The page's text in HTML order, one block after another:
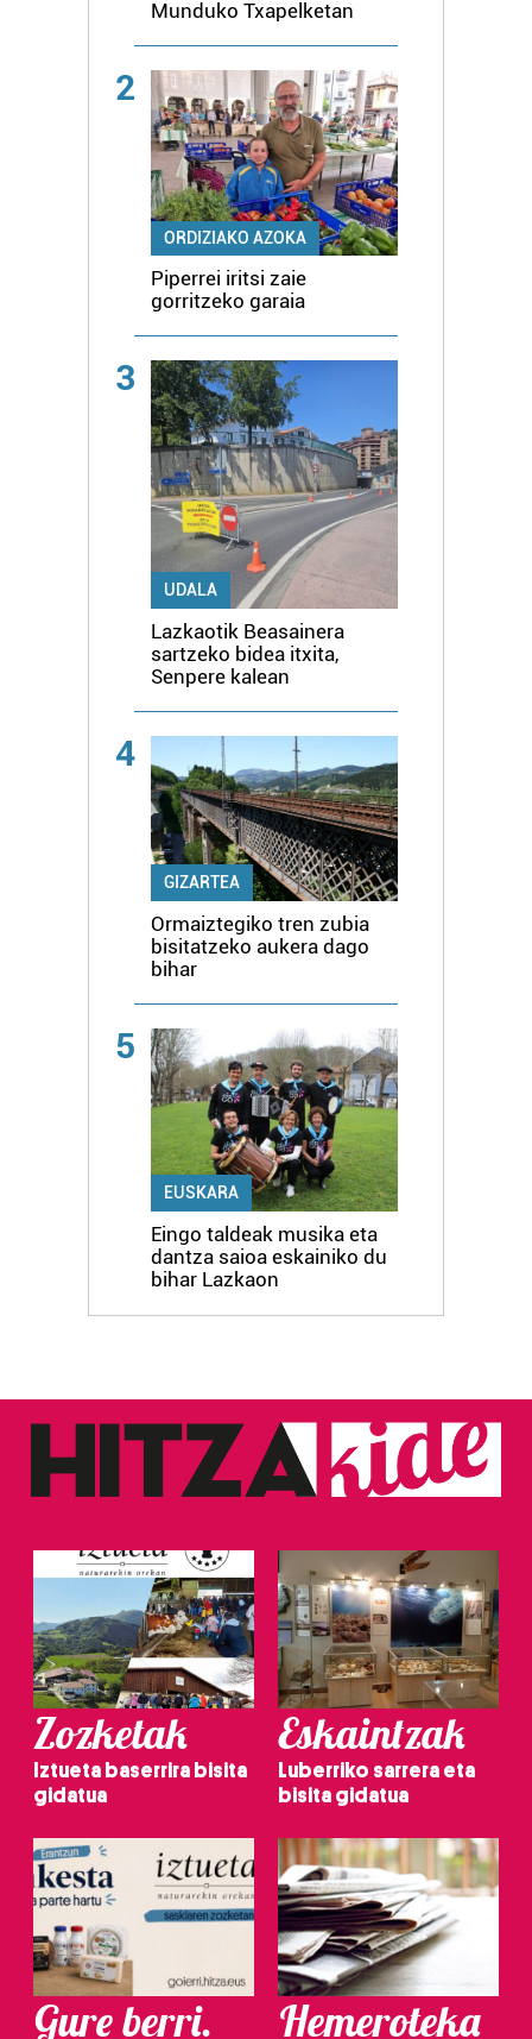
Munduko Txapelketan
2
ORDIZIAKO AZOKA
Piperrei iritsi zaie
gorritzeko garaia
3
UDALA
Lazkaotik Beasainera
sartzeko bidea itxita,
Senpere kalean
4
GIZARTEA
Ormaiztegiko tren zubia
bisitatzeko aukera dago
bihar
5
EUSKARA
Eingo taldeak musika eta
dantza saioa eskainiko du
bihar Lazkaon
Zozketak
Iztueta baserrira bisita
gidatua
Eskaintzak
Luberriko sarrera eta
bisita gidatua
Gure berri. Hemeroteka